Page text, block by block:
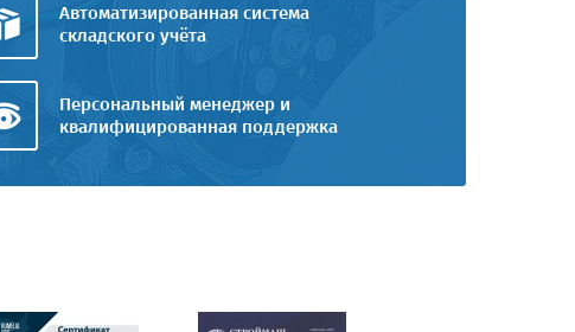
Автоматизированная система
складского учёта
Персональный менеджер и
квалифицированная поддержка